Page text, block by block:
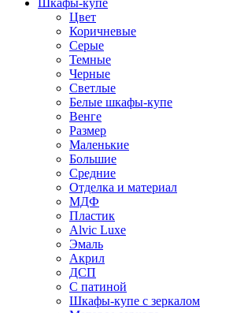
Шкафы-купе
Цвет
Коричневые
Серые
Темные
Черные
Светлые
Белые шкафы-купе
Венге
Размер
Маленькие
Большие
Средние
Отделка и материал
МДФ
Пластик
Alvic Luxe
Эмаль
Акрил
ДСП
С патиной
Шкафы-купе с зеркалом